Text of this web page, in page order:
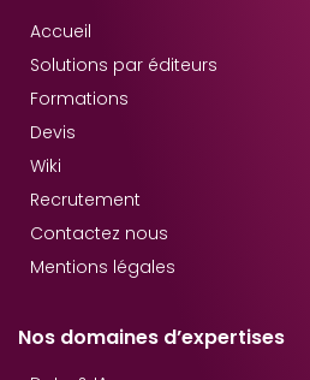
Accueil
Solutions par éditeurs
Formations
Devis
Wiki
Recrutement
Contactez nous
Mentions légales
Nos domaines d’expertises